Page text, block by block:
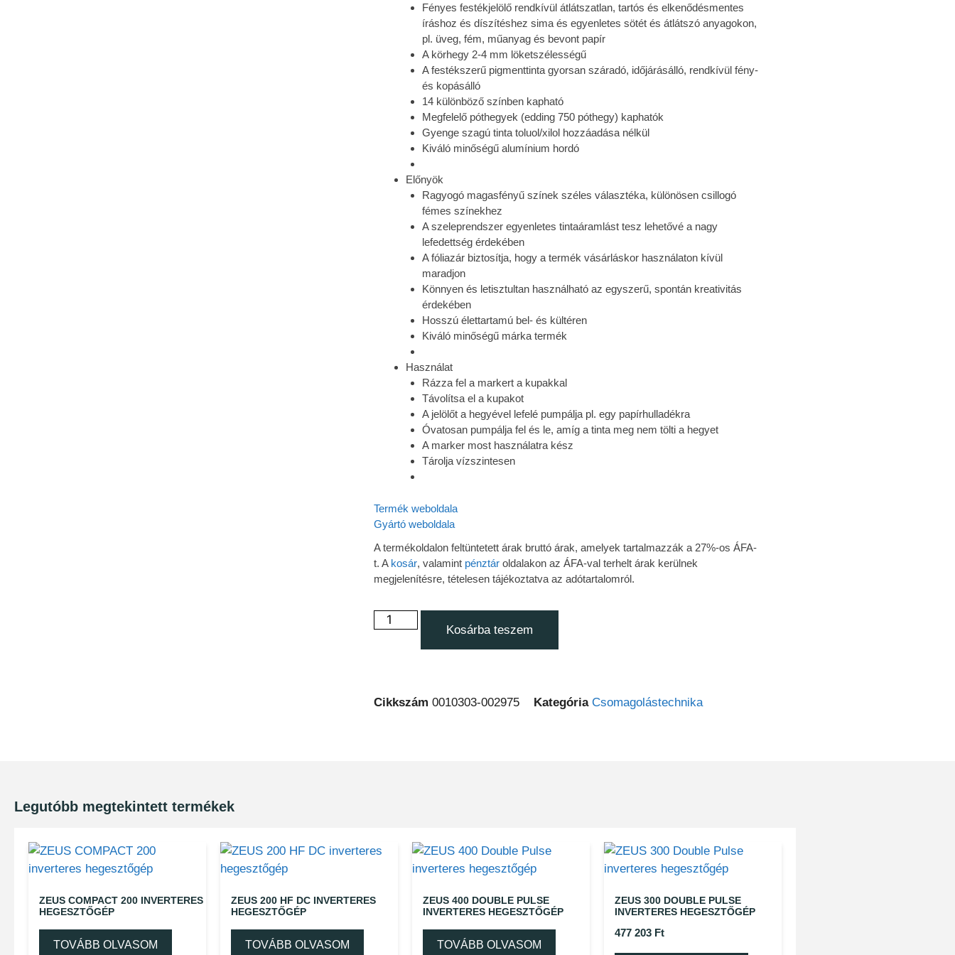
Fényes festékjelölő rendkívül átlátszatlan, tartós és elkenődésmentes
íráshoz és díszítéshez sima és egyenletes sötét és átlátszó anyagokon,
pl. üveg, fém, műanyag és bevont papír
A körhegy 2-4 mm löketszélességű
A festékszerű pigmenttinta gyorsan száradó, időjárásálló, rendkívül fény-
és kopásálló
14 különböző színben kapható
Megfelelő póthegyek (edding 750 póthegy) kaphatók
Gyenge szagú tinta toluol/xilol hozzáadása nélkül
Kiváló minőségű alumínium hordó
Előnyök
Ragyogó magasfényű színek széles választéka, különösen csillogó
fémes színekhez
A szeleprendszer egyenletes tintaáramlást tesz lehetővé a nagy
lefedettség érdekében
A fóliazár biztosítja, hogy a termék vásárláskor használaton kívül
maradjon
Könnyen és letisztultan használható az egyszerű, spontán kreativitás
érdekében
Hosszú élettartamú bel- és kültéren
Kiváló minőségű márka termék
Használat
Rázza fel a markert a kupakkal
Távolítsa el a kupakot
A jelölőt a hegyével lefelé pumpálja pl. egy papírhulladékra
Óvatosan pumpálja fel és le, amíg a tinta meg nem tölti a hegyet
A marker most használatra kész
Tárolja vízszintesen
Termék weboldala
Gyártó weboldala
A termékoldalon feltüntetett árak bruttó árak, amelyek tartalmazzák a 27%-os ÁFA-
t. A kosár, valamint pénztár oldalakon az ÁFA-val terhelt árak kerülnek
megjelenítésre, tételesen tájékoztatva az adótartalomról.
Kosárba teszem
Cikkszám 0010303-002975 Kategória Csomagolástechnika
Legutóbb megtekintett termékek
ZEUS COMPACT 200 INVERTERES
HEGESZTŐGÉP
TOVÁBB OLVASOM
ZEUS 200 HF DC INVERTERES
HEGESZTŐGÉP
TOVÁBB OLVASOM
ZEUS 400 DOUBLE PULSE
INVERTERES HEGESZTŐGÉP
TOVÁBB OLVASOM
ZEUS 300 DOUBLE PULSE
INVERTERES HEGESZTŐGÉP
477 203 Ft